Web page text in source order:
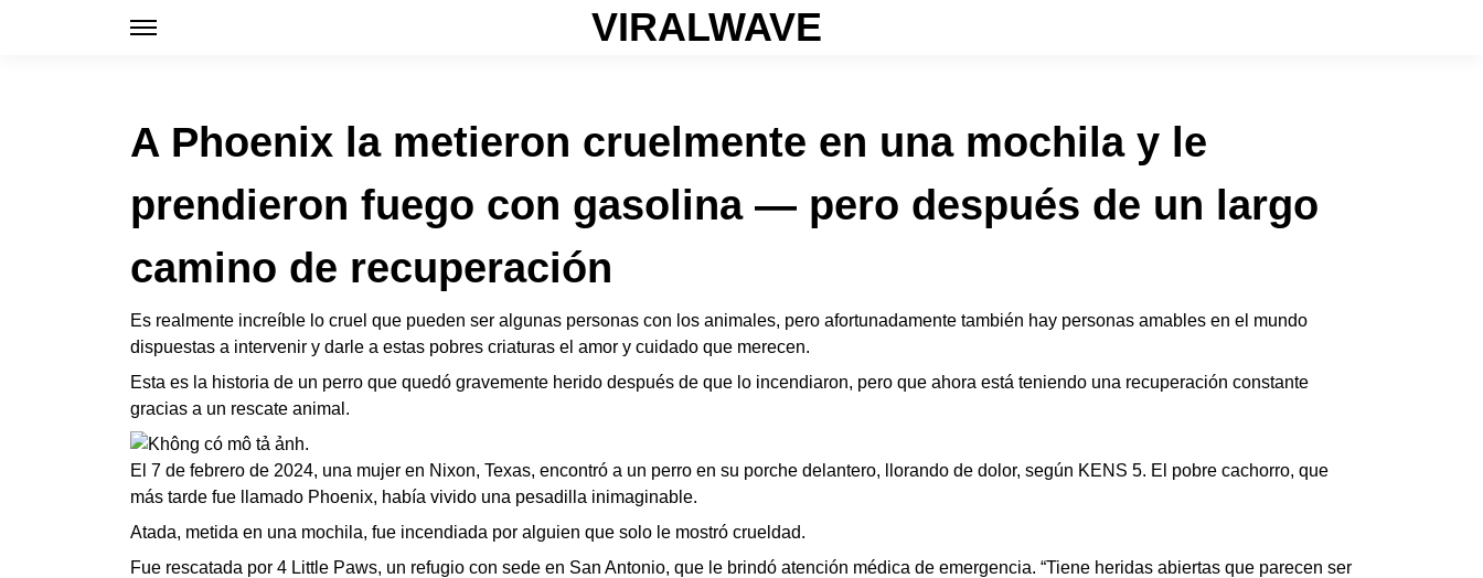
VIRALWAVE
A Phoenix la metieron cruelmente en una mochila y le
prendieron fuego con gasolina — pero después de un largo
camino de recuperación
Es realmente increíble lo cruel que pueden ser algunas personas con los animales, pero afortunadamente también hay personas amables en el mundo
dispuestas a intervenir y darle a estas pobres criaturas el amor y cuidado que merecen.
Esta es la historia de un perro que quedó gravemente herido después de que lo incendiaron, pero que ahora está teniendo una recuperación constante
gracias a un rescate animal.
El 7 de febrero de 2024, una mujer en Nixon, Texas, encontró a un perro en su porche delantero, llorando de dolor, según KENS 5. El pobre cachorro, que
más tarde fue llamado Phoenix, había vivido una pesadilla inimaginable.
Atada, metida en una mochila, fue incendiada por alguien que solo le mostró crueldad.
Fue rescatada por 4 Little Paws, un refugio con sede en San Antonio, que le brindó atención médica de emergencia. “Tiene heridas abiertas que parecen ser